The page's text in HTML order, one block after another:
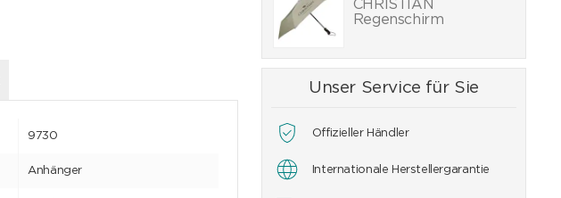
CHRISTIAN
Regenschirm
Unser Service für Sie
Offizieller Händler
Internationale Herstellergarantie
9730
Anhänger